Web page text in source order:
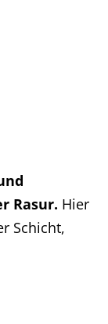
Rasur. Hier
Schicht,